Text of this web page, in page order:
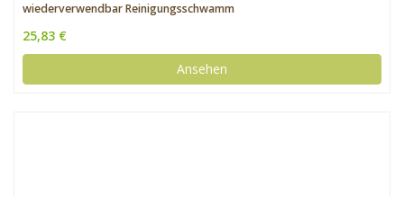
wiederverwendbar Reinigungsschwamm
25,83 €
Ansehen